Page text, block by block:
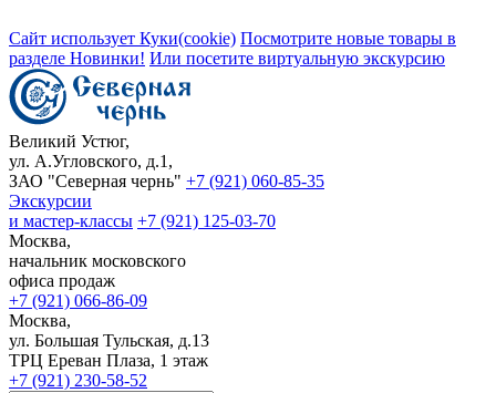
Сайт использует Куки(cookie) Посмотрите новые товары в
разделе Новинки! Или посетите виртуальную экскурсию
Великий Устюг,
ул. А.Угловского, д.1,
ЗАО "Северная чернь" +7 (921) 060-85-35
Экскурсии
и мастер-классы +7 (921) 125-03-70
Москва,
начальник московского
офиса продаж
+7 (921) 066-86-09
Москва,
ул. Большая Тульская, д.13
ТРЦ Ереван Плаза, 1 этаж
+7 (921) 230-58-52